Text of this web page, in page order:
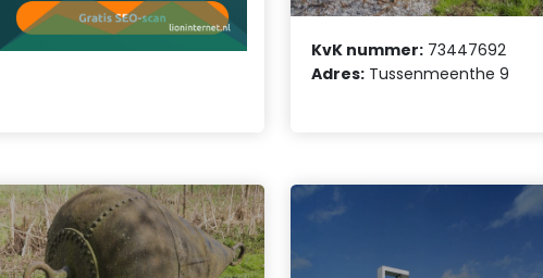
KvK nummer: 73447692
Adres: Tussenmeenthe 9